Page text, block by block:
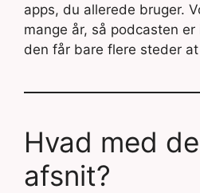
apps, du allerede bruger.
mange år, så podcasten
den får bare flere steder
Hvad med
afsnit?